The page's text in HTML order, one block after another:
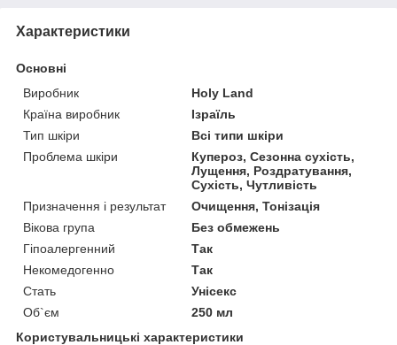
Характеристики
Основні
Виробник
Holy Land
Країна виробник
Ізраїль
Тип шкіри
Всі типи шкіри
Проблема шкіри
Купероз, Сезонна сухість,
Лущення, Роздратування,
Сухість, Чутливість
Призначення і результат
Очищення, Тонізація
Вікова група
Без обмежень
Гіпоалергенний
Так
Некомедогенно
Так
Стать
Унісекс
Об`єм
250 мл
Користувальницькі характеристики